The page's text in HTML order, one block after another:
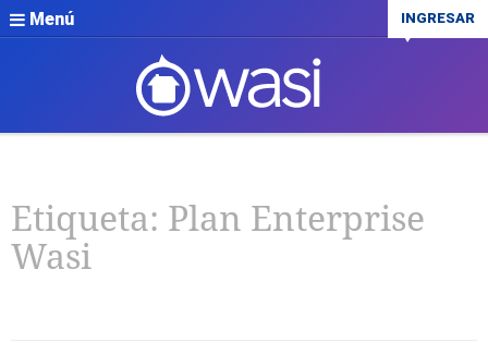
Menú INGRESAR
Etiqueta: Plan Enterprise
Wasi